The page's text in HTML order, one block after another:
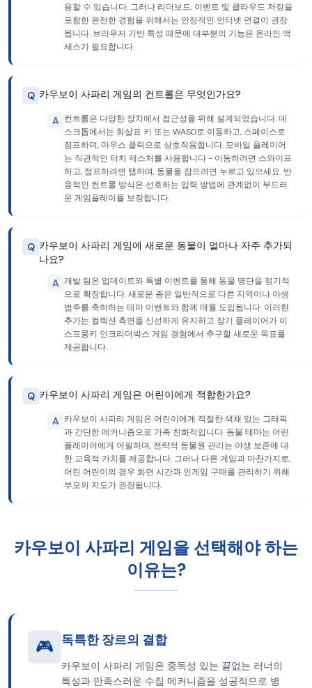
용할 수 있습니다. 그러나 리더보드, 이벤트 및 클라우드 저장을
포함한 완전한 경험을 위해서는 안정적인 인터넷 연결이 권장
됩니다. 브라우저 기반 특성 때문에 대부분의 기능은 온라인 액
세스가 필요합니다.
Q 카우보이 사파리 게임의 컨트롤은 무엇인가요?
A 컨트롤은 다양한 장치에서 접근성을 위해 설계되었습니다. 데
스크톱에서는 화살표 키 또는 WASD로 이동하고, 스페이스로
점프하며, 마우스 클릭으로 상호작용합니다. 모바일 플레이어
는 직관적인 터치 제스처를 사용합니다 - 이동하려면 스와이프
하고, 점프하려면 탭하며, 동물을 잡으려면 누르고 있으세요. 반
응적인 컨트롤 방식은 선호하는 입력 방법에 관계없이 부드러
운 게임플레이를 보장합니다.
Q 카우보이 사파리 게임에 새로운 동물이 얼마나 자주 추가되
나요?
A 개발 팀은 업데이트와 특별 이벤트를 통해 동물 명단을 정기적
으로 확장합니다. 새로운 종은 일반적으로 다른 지역이나 야생
범주를 축하하는 테마 이벤트와 함께 매월 도입됩니다. 이러한
추가는 컬렉션 측면을 신선하게 유지하고 장기 플레이어가 이
스프룽키 인크리더박스 게임 경험에서 추구할 새로운 목표를
제공합니다.
Q 카우보이 사파리 게임은 어린이에게 적합한가요?
A 카우보이 사파리 게임은 어린이에게 적절한 색채 있는 그래픽
과 간단한 메커니즘으로 가족 친화적입니다. 동물 테마는 어린
플레이어에게 어필하며, 전략적 동물원 관리는 야생 보존에 대
한 교육적 가치를 제공합니다. 그러나 다른 게임과 마찬가지로,
어린 어린이의 경우 화면 시간과 인게임 구매를 관리하기 위해
부모의 지도가 권장됩니다.
카우보이 사파리 게임을 선택해야 하는
이유는?
🎮 독특한 장르의 결합
카우보이 사파리 게임은 중독성 있는 끝없는 러너의
특성과 만족스러운 수집 메커니즘을 성공적으로 병